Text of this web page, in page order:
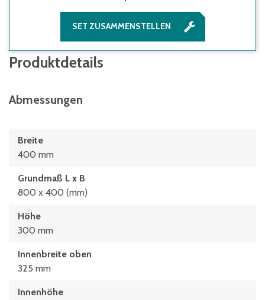
SET ZUSAMMENSTELLEN
Produktdetails
Abmessungen
Breite
400 mm
Grundmaß L x B
800 x 400 (mm)
Höhe
300 mm
Innenbreite oben
325 mm
Innenhöhe